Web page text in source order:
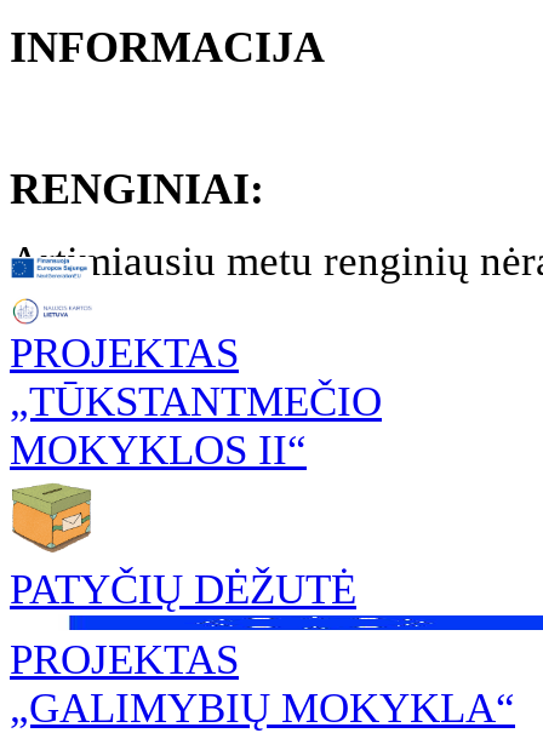
INFORMACIJA
RENGINIAI:
Artimiausiu metu renginių
PROJEKTAS
„TŪKSTANTMEČIO
MOKYKLOS II“
PATYČIŲ DĖŽUTĖ
PROJEKTAS
„GALIMYBIŲ MOKYKLA“